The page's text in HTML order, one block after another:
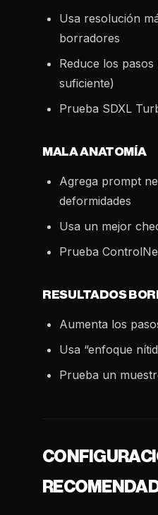
Usa resolución
borradores
Reduce los
suficiente)
Prueba SDXL
MALA ANATOMÍA
Agrega prompt
deformidades
Usa un mejor
Prueba
RESULTADOS
Aumenta los
Usa “enfoque
Prueba un